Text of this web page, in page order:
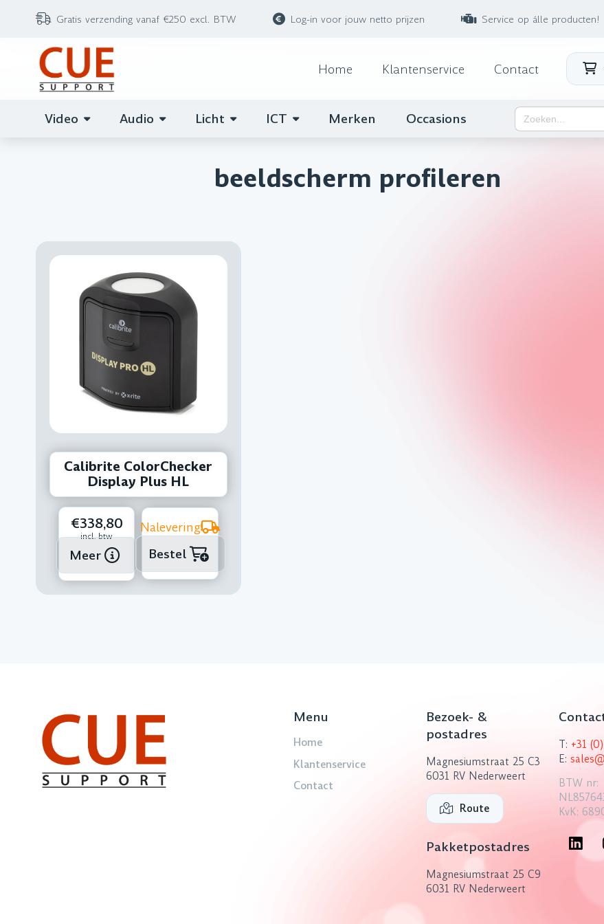
Gratis verzending vanaf €250 excl. BTW Log-in voor jouw netto prijzen Service op álle producten!
Home Klantenservice Contact
Video Audio Licht ICT Merken Occasions Zoek
naar:
beeldscherm profileren
Calibrite ColorChecker
Display Plus HL
€338,80
incl. btw
Meer
Nalevering
Bestel
Menu
Home
Klantenservice
Contact
Bezoek- &
postadres
Magnesiumstraat 25 C3
6031 RV Nederweert
Route
Pakketpostadres
Magnesiumstraat 25 C9
6031 RV Nederweert
T: +31
E:
BTW nr:
KvK: